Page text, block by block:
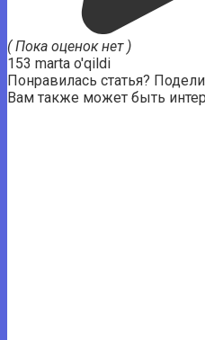
( Пока оценок нет )
153 marta o'qildi
Понравилась статья?
Вам также может быть